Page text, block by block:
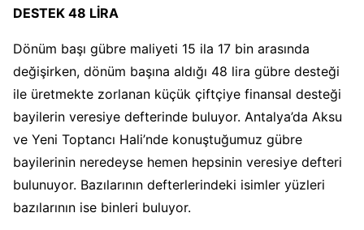
DESTEK 48 LİRA
Dönüm başı gübre maliyeti 15 ila 17 bin arasında
değişirken, dönüm başına aldığı 48 lira gübre desteği
ile üretmekte zorlanan küçük çiftçiye finansal desteği
bayilerin veresiye defterinde buluyor. Antalya’da Aksu
ve Yeni Toptancı Hali’nde konuştuğumuz gübre
bayilerinin neredeyse hemen hepsinin veresiye defteri
bulunuyor. Bazılarının defterlerindeki isimler yüzleri
bazılarının ise binleri buluyor.